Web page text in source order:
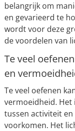
belangrijk om
en gevarieerd te
wordt voor deze
de voordelen van
Te veel
en
Te veel oefenen
vermoeidheid. Het
tussen activiteit
voorkomen. Het